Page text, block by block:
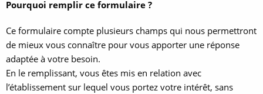
Pourquoi remplir ce formulaire ?
Ce formulaire compte plusieurs champs qui nous permettront
de mieux vous connaître pour vous apporter une réponse
adaptée à votre besoin.
En le remplissant, vous êtes mis en relation avec
l’établissement sur lequel vous portez votre intérêt, sans